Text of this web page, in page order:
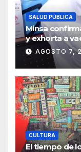
SALUD PÚBLICA
Minsa
y exhorta a
AGOSTO 7,
CULTURA
El tiempo de